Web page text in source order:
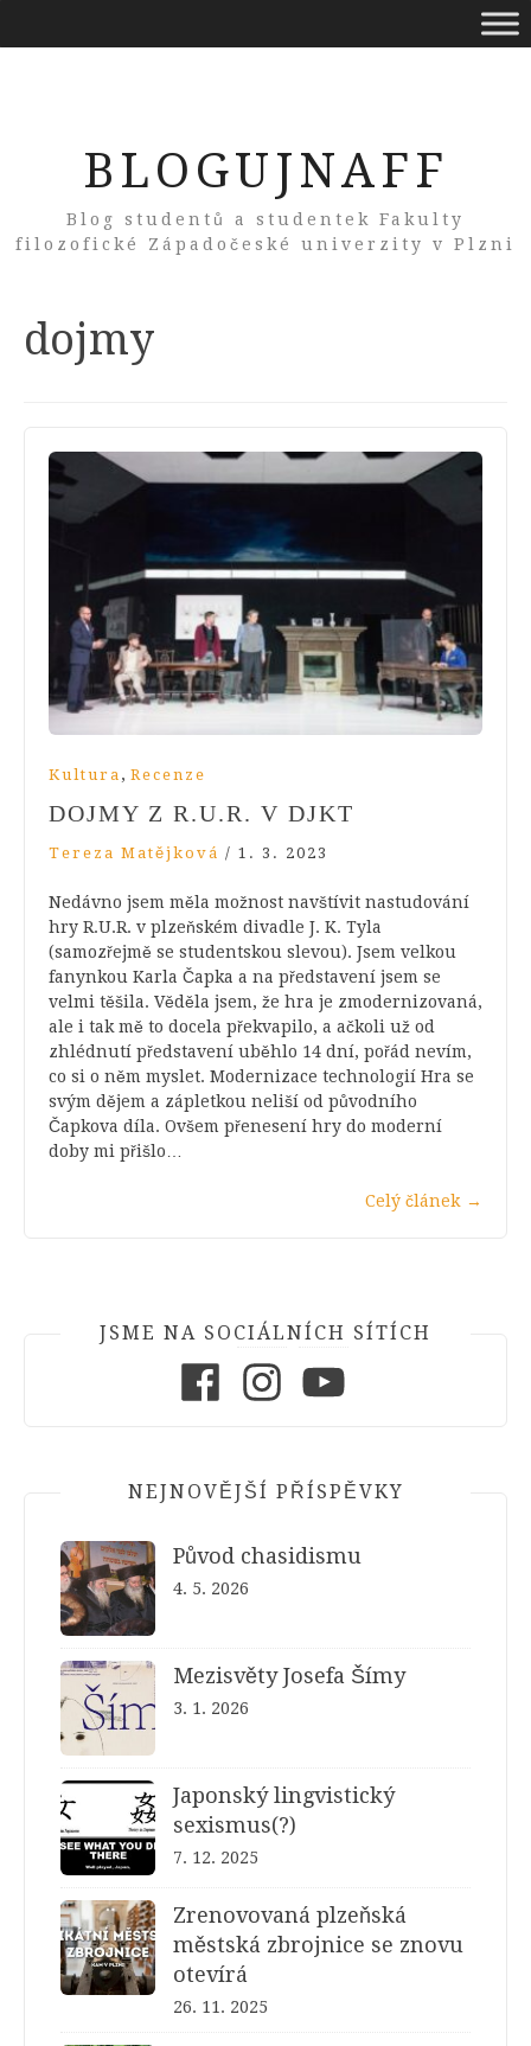
BLOGUJNAFF
Blog studentů a studentek Fakulty
filozofické Západočeské univerzity v Plzni
Tag:
dojmy
Kultura , Recenze
DOJMY Z R.U.R. V DJKT
Tereza Matějková / 1. 3. 2023
Nedávno jsem měla možnost navštívit nastudování
hry R.U.R. v plzeňském divadle J. K. Tyla
(samozřejmě se studentskou slevou). Jsem velkou
fanynkou Karla Čapka a na představení jsem se
velmi těšila. Věděla jsem, že hra je zmodernizovaná,
ale i tak mě to docela překvapilo, a ačkoli už od
zhlédnutí představení uběhlo 14 dní, pořád nevím,
co si o něm myslet. Modernizace technologií Hra se
svým dějem a zápletkou neliší od původního
Čapkova díla. Ovšem přenesení hry do moderní
doby mi přišlo…
Celý článek →
JSME NA SOCIÁLNÍCH SÍTÍCH
NEJNOVĚJŠÍ PŘÍSPĚVKY
Původ chasidismu
4. 5. 2026
Mezisvěty Josefa Šímy
3. 1. 2026
Japonský lingvistický
sexismus(?)
7. 12. 2025
Zrenovovaná plzeňská
městská zbrojnice se znovu
otevírá
26. 11. 2025